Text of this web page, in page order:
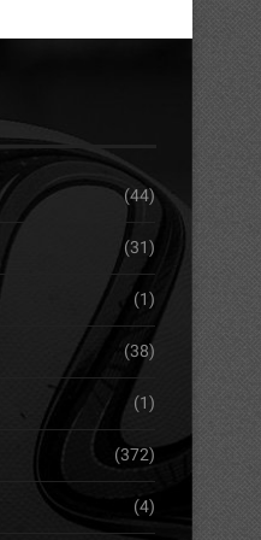
(44)
(31)
(1)
(38)
(1)
(372)
(4)